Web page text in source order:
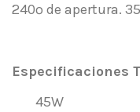
240º de apertura.
Especificaciones
45W